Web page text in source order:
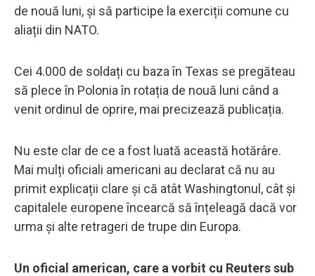
de nouă luni, și să participe la exerciții comune cu
aliații din NATO.
Cei 4.000 de soldați cu baza în Texas se pregăteau
să plece în Polonia în rotația de nouă luni când a
venit ordinul de oprire, mai precizează publicația.
Nu este clar de ce a fost luată această hotărâre.
Mai mulți oficiali americani au declarat că nu au
primit explicații clare și că atât Washingtonul, cât și
capitalele europene încearcă să înțeleagă dacă vor
urma și alte retrageri de trupe din Europa.
Un oficial american, care a vorbit cu Reuters sub